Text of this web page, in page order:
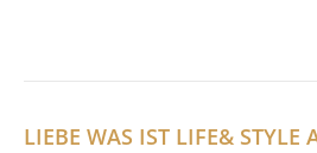
LIEBE WAS IST LIFE& STYLE